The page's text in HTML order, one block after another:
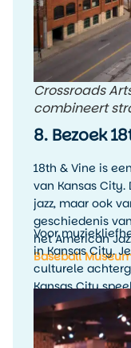
Crossroads
combineert
8. Bezoek
18th & Vine is
van Kansas
jazz, maar ook
geschiedenis
het American
Baseball
Voor
in Kansas City.
culturele
Kansas City
Combineer een
muziek in de
tot leven komt.